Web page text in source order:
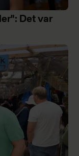
Det var